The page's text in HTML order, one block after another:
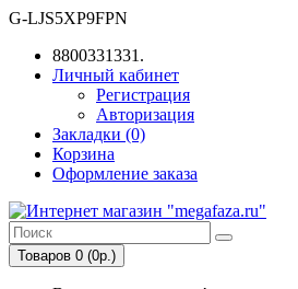
G-LJS5XP9FPN
8800331331.
Личный кабинет
Регистрация
Авторизация
Закладки (0)
Корзина
Оформление заказа
Товаров 0 (0р.)